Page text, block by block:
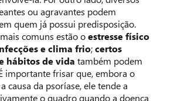
ou agravantes podem
quem já possui predisposição.
comuns estão oestresse físico
e clima frio;certos
hábitos de vida também podem
importante frisar que, embora o
causa da psoríase, ele tende a
o quadro quando a doença